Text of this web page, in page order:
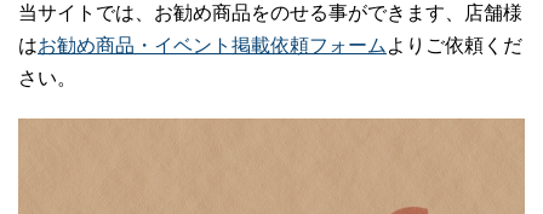
当サイトでは、お勧め商品をのせる事ができます、店舗様
はお勧め商品・イベント掲載依頼フォーム よりご依頼くだ
さい。